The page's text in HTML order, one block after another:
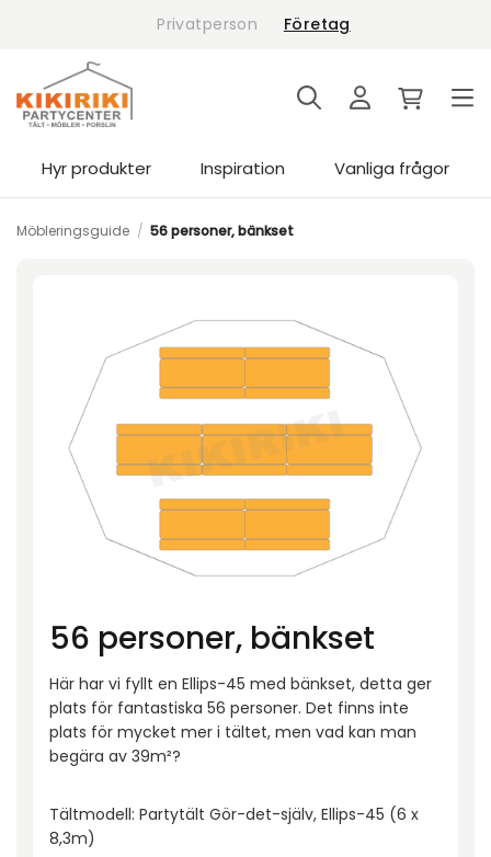
Privatperson Företag
Hyr produkter Inspiration Vanliga frågor
Möbleringsguide / 56 personer, bänkset
56 personer, bänkset
Här har vi fyllt en Ellips-45 med bänkset, detta ger
plats för fantastiska 56 personer. Det finns inte
plats för mycket mer i tältet, men vad kan man
begära av 39m²?
Tältmodell: Partytält Gör-det-själv, Ellips-45 (6 x
8,3m)